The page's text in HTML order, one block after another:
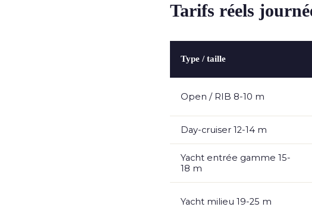
Tarifs réels
Type / taille
Open / RIB 8-10 m
Day-cruiser 12-14 m
Yacht entrée gamme 15-
18 m
Yacht milieu 19-25 m